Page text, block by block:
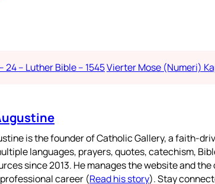
– Luther Bible – 1545Vierter Mose (Numeri)
is the founder of Catholic Gallery, a faith-
languages, prayers, quotes, catechism,
since 2013. He manages the website and
career (Read his story). Stay